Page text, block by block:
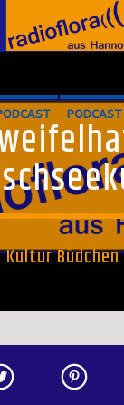
Kultur Büdchen